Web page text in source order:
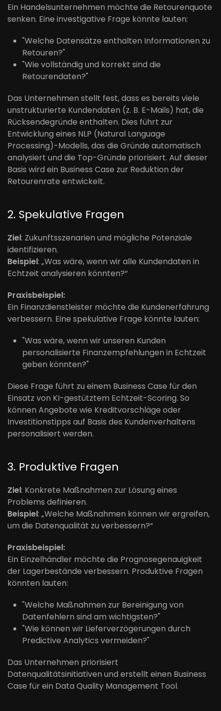
Ein Handelsunternehmen möchte die Retourenquote
senken. Eine investigative Frage könnte lauten:
"Welche Datensätze enthalten Informationen zu
Retouren?"
"Wie vollständig und korrekt sind die
Retourendaten?"
Das Unternehmen stellt fest, dass es bereits viele
unstrukturierte Kundendaten (z. B. E-Mails) hat, die
Rücksendegründe enthalten. Dies führt zur
Entwicklung eines NLP (Natural Language
Processing)-Modells, das die Gründe automatisch
analysiert und die Top-Gründe priorisiert. Auf dieser
Basis wird ein Business Case zur Reduktion der
Retourenrate entwickelt.
2. Spekulative Fragen
Ziel: Zukunftsszenarien und mögliche Potenziale
identifizieren.
Beispiel: „Was wäre, wenn wir alle Kundendaten in
Echtzeit analysieren könnten?“
Praxisbeispiel:
Ein Finanzdienstleister möchte die Kundenerfahrung
verbessern. Eine spekulative Frage könnte lauten:
"Was wäre, wenn wir unseren Kunden
personalisierte Finanzempfehlungen in Echtzeit
geben könnten?"
Diese Frage führt zu einem Business Case für den
Einsatz von KI-gestütztem Echtzeit-Scoring. So
können Angebote wie Kreditvorschläge oder
Investitionstipps auf Basis des Kundenverhaltens
personalisiert werden.
3. Produktive Fragen
Ziel: Konkrete Maßnahmen zur Lösung eines
Problems definieren.
Beispiel: „Welche Maßnahmen können wir ergreifen,
um die Datenqualität zu verbessern?“
Praxisbeispiel:
Ein Einzelhändler möchte die Prognosegenauigkeit
der Lagerbestände verbessern. Produktive Fragen
könnten lauten:
"Welche Maßnahmen zur Bereinigung von
Datenfehlern sind am wichtigsten?"
"Wie können wir Lieferverzögerungen durch
Predictive Analytics vermeiden?"
Das Unternehmen priorisiert
Datenqualitätsinitiativen und erstellt einen Business
Case für ein Data Quality Management Tool.